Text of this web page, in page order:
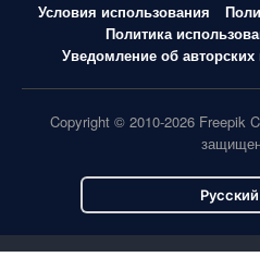
Условия использования
Политика
Уведомление об авторских
Copyright © 2010-2026 Freepik
Pусский